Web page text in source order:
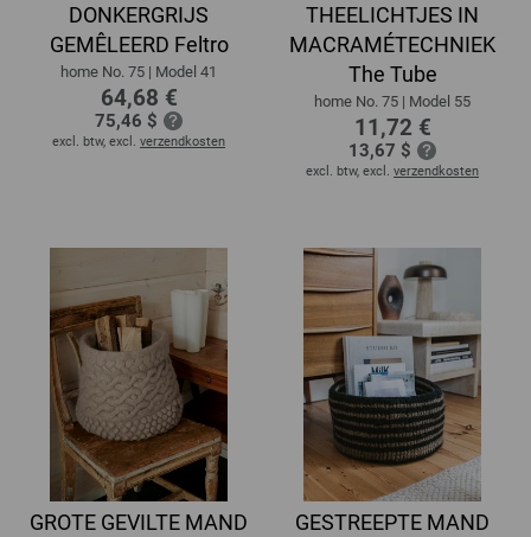
DONKERGRIJS
GEMÊLEERD Feltro
home No. 75 | Model 41
64,68 €
75,46 $
excl. btw, excl. verzendkosten
THEELICHTJES IN
MACRAMÉTECHNIEK
The Tube
home No. 75 | Model 55
11,72 €
13,67 $
excl. btw, excl. verzendkosten
GROTE GEVILTE MAND
GESTREEPTE MAND